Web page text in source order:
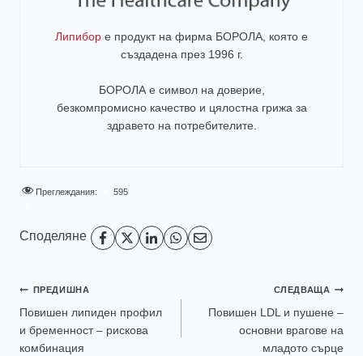
Липибор е продукт на фирма БОРОЛА , която е
създадена през 1996 г.
БОРОЛА е символ на доверие,
безкомпромисно качество и цялостна грижа за
здравето на потребителите
Преглеждания: 595
Споделяне
ПРЕДИШНА
Повишен липиден профил
и бременност – рискова
комбинация
СЛЕДВАЩА
Повишен LDL и пушене –
основни врагове на
младото сърце